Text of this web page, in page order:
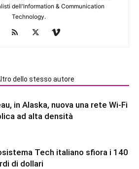
dell'lnformation & Communication
Technology.
dello stesso autore
in Alaska, nuova una rete Wi-Fi
ad alta densità
Tech italiano sfiora i 140
di dollari